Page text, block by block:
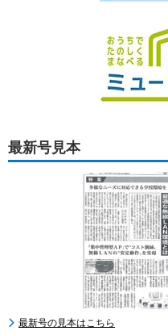
最新号見本
最新号の見本はこちら